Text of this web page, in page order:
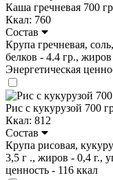
Каша гречневая 700
Ккал: 760
Состав
Крупа гречневая,
белков - 4.4 гр.,
Энергетическая
Рис с кукурузой 700
Ккал: 812
Состав
Крупа рисовая,
3,5 г ., жиров - 0,4 г.,
ценность - 116 ккал